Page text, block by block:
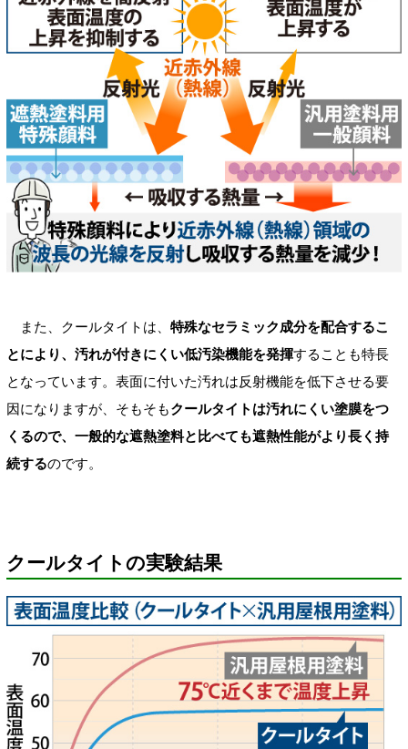
また、クールタイトは、 特殊なセラミック成分を配合するこ
とにより、汚れが付きにくい低汚染機能を発揮することも特長
となっています。表面に付いた汚れは反射機能を低下させる要
因になりますが、そもそもクールタイトは汚れにくい塗膜をつ
くるので、一般的な遮熱塗料と比べても遮熱性能がより長く持
続するのです。
クールタイトの実験結果